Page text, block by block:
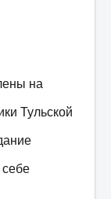
на
Тульской